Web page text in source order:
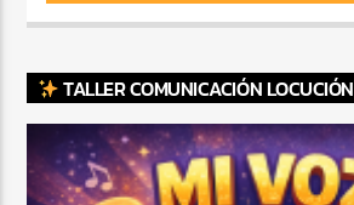
TALLER COMUNICACIÓN LOCUCIÓN